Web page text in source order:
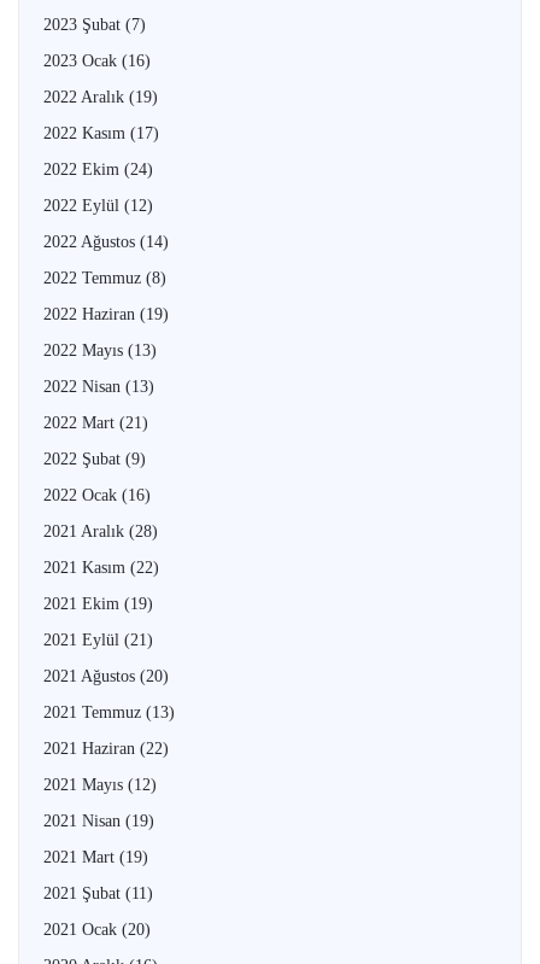
2023 Şubat (7)
2023 Ocak (16)
2022 Aralık (19)
2022 Kasım (17)
2022 Ekim (24)
2022 Eylül (12)
2022 Ağustos (14)
2022 Temmuz (8)
2022 Haziran (19)
2022 Mayıs (13)
2022 Nisan (13)
2022 Mart (21)
2022 Şubat (9)
2022 Ocak (16)
2021 Aralık (28)
2021 Kasım (22)
2021 Ekim (19)
2021 Eylül (21)
2021 Ağustos (20)
2021 Temmuz (13)
2021 Haziran (22)
2021 Mayıs (12)
2021 Nisan (19)
2021 Mart (19)
2021 Şubat (11)
2021 Ocak (20)